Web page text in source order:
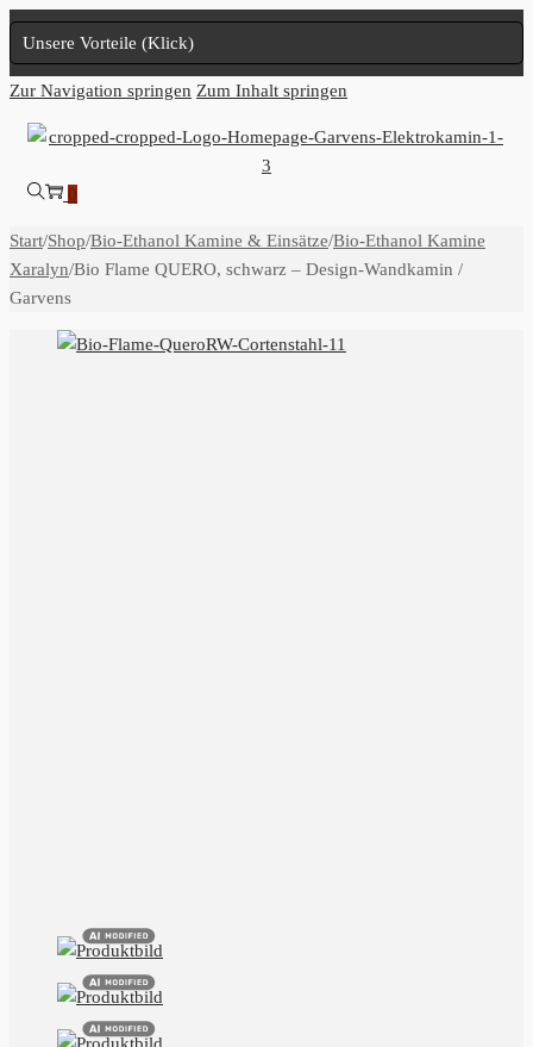
Unsere Vorteile (Klick)
Zur Navigation springen Zum Inhalt springen
0
Start/Shop/Bio-Ethanol Kamine & Einsätze/Bio-Ethanol Kamine
Xaralyn/Bio Flame QUERO, schwarz – Design-Wandkamin /
Garvens